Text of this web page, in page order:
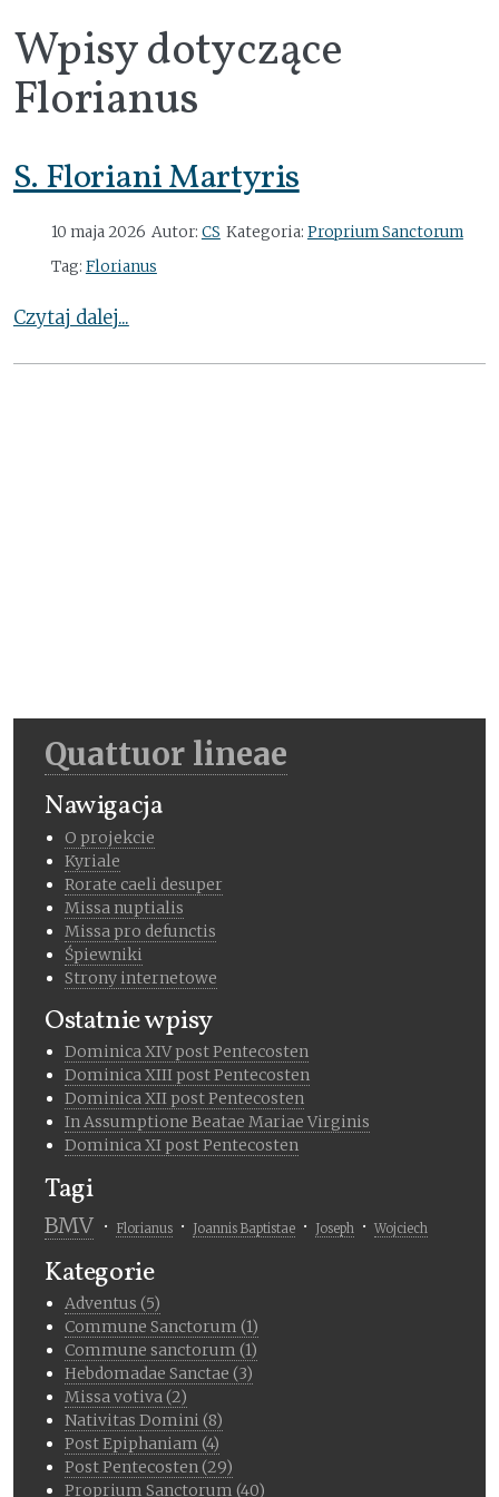
Wpisy dotyczące
Florianus
S. Floriani Martyris
10 maja 2026 Autor: CS Kategoria: Proprium Sanctorum
Tag: Florianus
Czytaj dalej...
Quattuor lineae
Nawigacja
O projekcie
Kyriale
Rorate caeli desuper
Missa nuptialis
Missa pro defunctis
Śpiewniki
Strony internetowe
Ostatnie wpisy
Dominica XIV post Pentecosten
Dominica XIII post Pentecosten
Dominica XII post Pentecosten
In Assumptione Beatae Mariae Virginis
Dominica XI post Pentecosten
Tagi
BMV Florianus Joannis Baptistae Joseph Wojciech
Kategorie
Adventus (5)
Commune Sanctorum (1)
Commune sanctorum (1)
Hebdomadae Sanctae (3)
Missa votiva (2)
Nativitas Domini (8)
Post Epiphaniam (4)
Post Pentecosten (29)
Proprium Sanctorum (40)